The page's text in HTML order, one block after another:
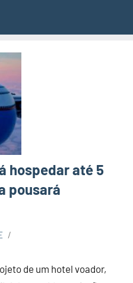
hospedar até 5
pousará
de um hotel voador,